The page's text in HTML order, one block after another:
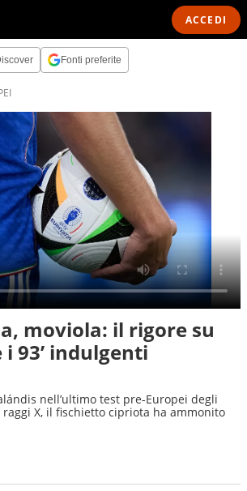
ACCEDI
Fonti preferite
moviola: il rigore su
i 93’ indulgenti
nell’ultimo test pre-Europei degli
X, il fischietto cipriota ha ammonito